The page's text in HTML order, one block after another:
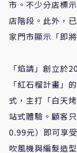
市。不少分店標
店階段。此外，
家門市顯示「即
「焰請」創立於
「紅石榴計畫」
式，主打「白天
站式體驗。顧客
0.99元）即可享
吹風機與編髮造